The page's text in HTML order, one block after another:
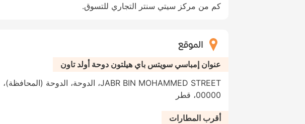
كم من مركز سيتي سنتر التجاري للتسوق.
الموقع
عنوان إمباسي سويتس باي هيلتون دوحة أولد تاون
JABR BIN MOHAMMED STREET، الدوحة، الدوحة (المحافظة)،
00000، قطر
أقرب المطارات